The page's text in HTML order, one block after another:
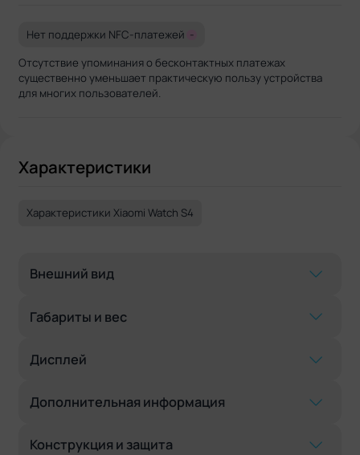
Нет поддержки NFC-платежей -
Отсутствие упоминания о бесконтактных платежах
существенно уменьшает практическую пользу устройства
для многих пользователей.
Характеристики
Характеристики Xiaomi Watch S4
Внешний вид
Габариты и вес
Дисплей
Дополнительная информация
Конструкция и защита